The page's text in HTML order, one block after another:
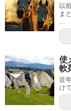
以
ま
使
軟
近
け